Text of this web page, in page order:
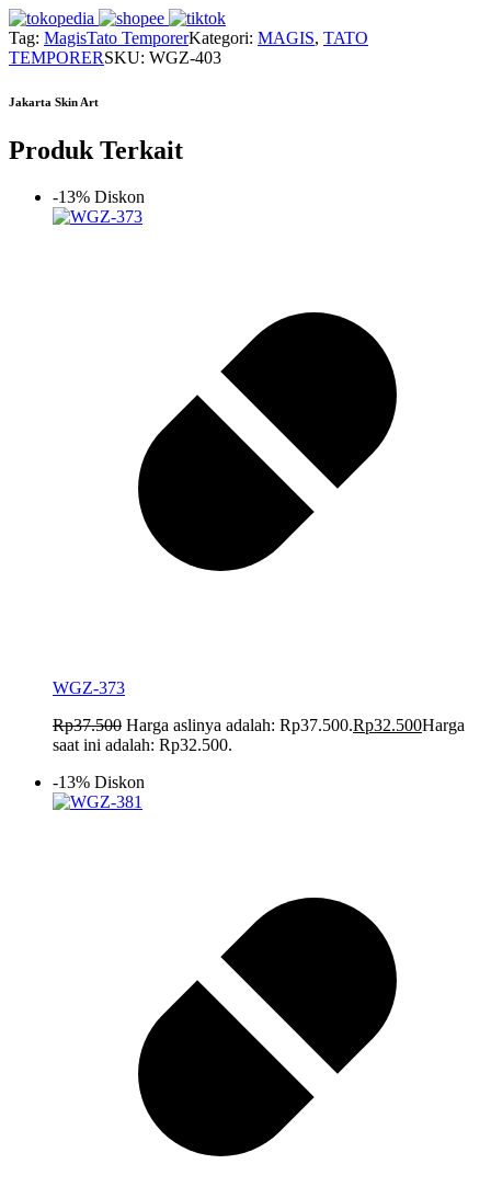
Tag: MagisTato TemporerKategori: MAGIS, TATO
TEMPORERSKU: WGZ-403
Jakarta Skin Art
Produk Terkait
-13% Diskon
WGZ-373
Rp37.500 Harga aslinya adalah: Rp37.500.Rp32.500Harga
saat ini adalah: Rp32.500.
-13% Diskon